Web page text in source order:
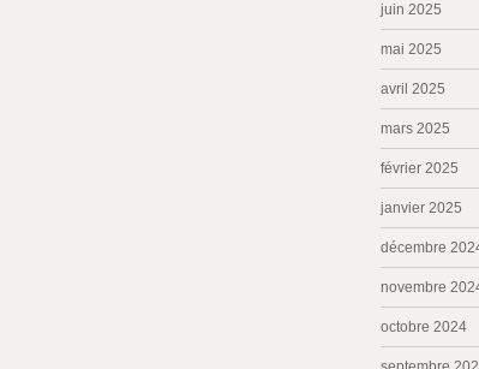
juin 2025
mai 2025
avril 2025
mars 2025
février 2025
janvier 2025
décembre
novembre
octobre 2024